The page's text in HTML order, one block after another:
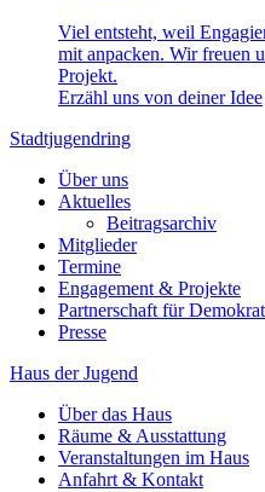
Viel entsteht, weil
mit anpacken. Wir freuen
Projekt.
Erzähl uns von deiner Idee
Stadtjugendring
Über uns
Aktuelles
Beitragsarchiv
Mitglieder
Termine
Engagement & Projekte
Partnerschaft für
Presse
Haus der Jugend
Über das Haus
Räume & Ausstattung
Veranstaltungen im Haus
Anfahrt & Kontakt